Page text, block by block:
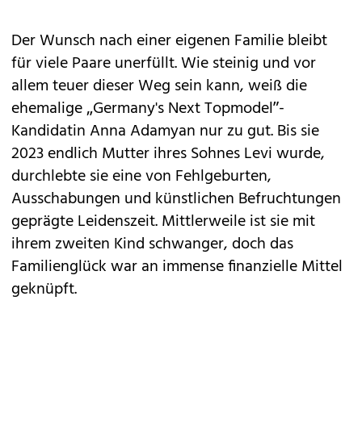
Der Wunsch nach einer eigenen Familie bleibt
für viele Paare unerfüllt. Wie steinig und vor
allem teuer dieser Weg sein kann, weiß die
ehemalige „Germany's Next Topmodel”-
Kandidatin Anna Adamyan nur zu gut. Bis sie
2023 endlich Mutter ihres Sohnes Levi wurde,
durchlebte sie eine von Fehlgeburten,
Ausschabungen und künstlichen Befruchtungen
geprägte Leidenszeit. Mittlerweile ist sie mit
ihrem zweiten Kind schwanger, doch das
Familienglück war an immense finanzielle Mittel
geknüpft.